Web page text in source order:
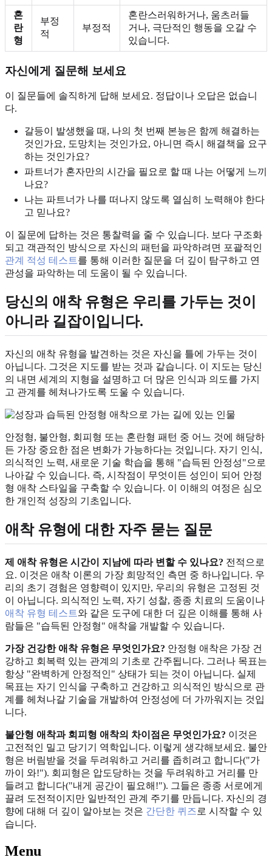
혼
란
형
부정
적
부정적
혼란스러워하거나, 움츠러들
거나, 극단적인 행동을 오갈 수
있습니다.
자신에게 질문해 보세요
이 질문들에 솔직하게 답해 보세요. 정답이나 오답은 없습니
다.
갈등이 발생했을 때, 나의 첫 번째 본능은 함께 해결하는
것인가요, 도망치는 것인가요, 아니면 즉시 해결책을 요구
하는 것인가요?
파트너가 혼자만의 시간을 필요로 할 때 나는 어떻게 느끼
나요?
나는 파트너가 나를 떠나지 않도록 열심히 노력해야 한다
고 믿나요?
이 질문에 답하는 것은 통찰력을 줄 수 있습니다. 보다 구조화
되고 객관적인 방식으로 자신의 패턴을 파악하려면 포괄적인
관계 적성 테스트 를 통해 이러한 질문을 더 깊이 탐구하고 연
관성을 파악하는 데 도움이 될 수 있습니다.
당신의 애착 유형은 우리를 가두는 것이
아니라 길잡이입니다.
자신의 애착 유형을 발견하는 것은 자신을 틀에 가두는 것이
아닙니다. 그것은 지도를 받는 것과 같습니다. 이 지도는 당신
의 내면 세계의 지형을 설명하고 더 많은 인식과 의도를 가지
고 관계를 헤쳐나가도록 도울 수 있습니다.
안정형, 불안형, 회피형 또는 혼란형 패턴 중 어느 것에 해당하
든 가장 중요한 점은 변화가 가능하다는 것입니다. 자기 인식,
의식적인 노력, 새로운 기술 학습을 통해 "습득된 안정성"으로
나아갈 수 있습니다. 즉, 시작점이 무엇이든 성인이 되어 안정
형 애착 스타일을 구축할 수 있습니다. 이 이해의 여정은 심오
한 개인적 성장의 기초입니다.
애착 유형에 대한 자주 묻는 질문
제 애착 유형은 시간이 지남에 따라 변할 수 있나요? 전적으로
요. 이것은 애착 이론의 가장 희망적인 측면 중 하나입니다. 우
리의 초기 경험은 영향력이 있지만, 우리의 유형은 고정된 것
이 아닙니다. 의식적인 노력, 자기 성찰, 종종 치료의 도움이나
애착 유형 테스트 와 같은 도구에 대한 더 깊은 이해를 통해 사
람들은 "습득된 안정형" 애착을 개발할 수 있습니다.
가장 건강한 애착 유형은 무엇인가요? 안정형 애착은 가장 건
강하고 회복력 있는 관계의 기초로 간주됩니다. 그러나 목표는
항상 "완벽하게 안정적인" 상태가 되는 것이 아닙니다. 실제
목표는 자기 인식을 구축하고 건강하고 의식적인 방식으로 관
계를 헤쳐나갈 기술을 개발하여 안정성에 더 가까워지는 것입
니다.
불안형 애착과 회피형 애착의 차이점은 무엇인가요? 이것은
고전적인 밀고 당기기 역학입니다. 이렇게 생각해보세요. 불안
형은 버림받을 것을 두려워하고 거리를 좁히려고 합니다("가
까이 와!"). 회피형은 압도당하는 것을 두려워하고 거리를 만
들려고 합니다("내게 공간이 필요해!"). 그들은 종종 서로에게
끌려 도전적이지만 일반적인 관계 주기를 만듭니다. 자신의 경
향에 대해 더 깊이 알아보는 것은 간단한 퀴즈 로 시작할 수 있
습니다.
Menu